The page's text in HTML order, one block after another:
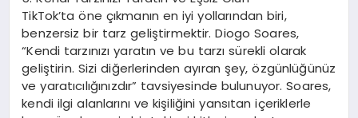
TikTok’ta öne çıkmanın en iyi yollarından biri,
benzersiz bir tarz geliştirmektir. Diogo Soares,
“Kendi tarzınızı yaratın ve bu tarzı sürekli olarak
geliştirin. Sizi diğerlerinden ayıran şey, özgünlüğünüz
ve yaratıcılığınızdır” tavsiyesinde bulunuyor. Soares,
kendi ilgi alanlarını ve kişiliğini yansıtan içeriklerle